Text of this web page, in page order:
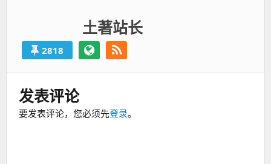
土著站长
2818
发表评论
要发表评论，您必须先登录。